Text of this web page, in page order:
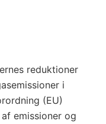
reduktioner
i
(EU)
emissioner og